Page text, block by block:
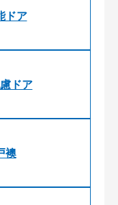
ドア
ドア
襖